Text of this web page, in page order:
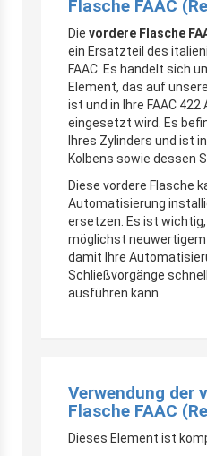
Flasche FAAC
Die vordere Flasche
ein Ersatzteil des
FAAC. Es handelt sich
Element, das auf
ist und in Ihre FAAC
eingesetzt wird. Es
Ihres Zylinders und ist
Kolbens sowie dessen
Diese vordere Flasche
Automatisierung
ersetzen. Es ist
möglichst
damit Ihre
Schließvorgänge
ausführen kann.
Verwendung der
Flasche FAAC
Dieses Element ist